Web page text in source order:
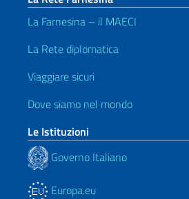
La Farnesina – il MAECI
La Rete diplomatica
Viaggiare sicuri
Dove siamo nel mondo
Le Istituzioni
Governo Italiano
Europa.eu